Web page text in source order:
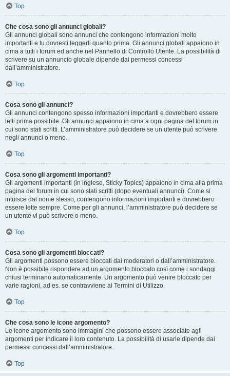
Top
Che cosa sono gli annunci globali?
Gli annunci globali sono annunci che contengono informazioni molto
importanti e tu dovresti leggerli quanto prima. Gli annunci globali appaiono in
cima a tutti i forum ed anche nel Pannello di Controllo Utente. La possibilità di
scrivere su un annuncio globale dipende dai permessi concessi
dall’amministratore.
Top
Cosa sono gli annunci?
Gli annunci contengono spesso informazioni importanti e dovrebbero essere
letti prima possibile. Gli annunci appaiono in cima a ogni pagina del forum in
cui sono stati scritti. L’amministratore può decidere se un utente può scrivere
negli annunci o meno.
Top
Cosa sono gli argomenti importanti?
Gli argomenti importanti (in inglese, Sticky Topics) appaiono in cima alla prima
pagina del forum in cui sono stati scritti (dopo eventuali annunci). Come si
intuisce dal nome stesso, contengono informazioni importanti e dovrebbero
essere lette sempre. Come per gli annunci, l’amministratore può decidere se
un utente vi può scrivere o meno.
Top
Cosa sono gli argomenti bloccati?
Gli argomenti possono essere bloccati dai moderatori o dall’amministratore.
Non è possibile rispondere ad un argomento bloccato così come i sondaggi
chiusi terminano automaticamente. Un argomento può venire bloccato per
varie ragioni, ad es. se contravviene ai Termini di Utilizzo.
Top
Che cosa sono le icone argomento?
Le icone argomento sono immagini che possono essere associate agli
argomenti per indicare il loro contenuto. La possibilità di usarle dipende dai
permessi concessi dall’amministratore.
Top